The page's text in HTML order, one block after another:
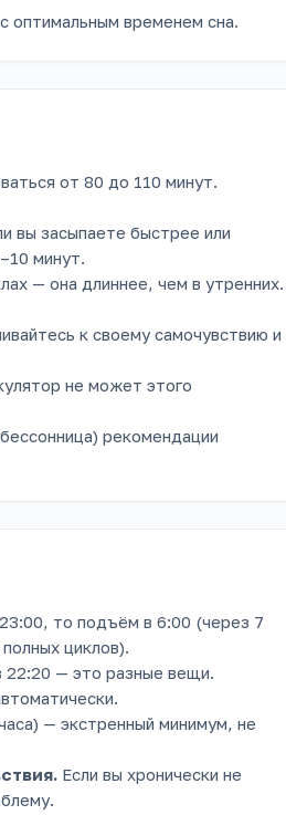
оптимальным временем сна.
от 80 до 110 минут.
вы засыпаете быстрее или
минут.
— она длиннее, чем в утренних.
к своему самочувствию и
не может этого
рекомендации
23:00, то подъём в 6:00 (через 7
циклов).
22:20 — это разные вещи.
— экстренный минимум, не
Если вы хронически не